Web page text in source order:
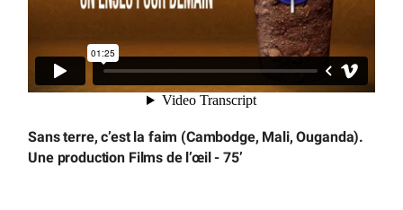
Sans terre, c’est la faim (Cambodge, Mali, Ouganda).
Une production Films de l’œil - 75’